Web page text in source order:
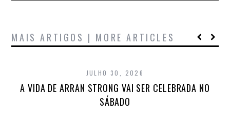
MAIS ARTIGOS | MORE ARTICLES
JULHO 30, 2026
A VIDA DE ARRAN STRONG VAI SER CELEBRADA NO
SÁBADO